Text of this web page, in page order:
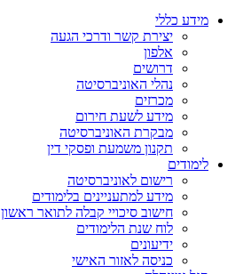
מידע כללי
יצירת קשר ודרכי הגעה
אלפון
דרושים
נהלי האוניברסיטה
מכרזים
מידע לשעת חירום
מבקרת האוניברסיטה
תקנון משמעת ופסקי דין
לימודים
רישום לאוניברסיטה
מידע למתעניינים בלימודים
חישוב סיכויי קבלה לתואר ראשון
לוח שנת הלימודים
ידיעונים
כניסה לאזור האישי